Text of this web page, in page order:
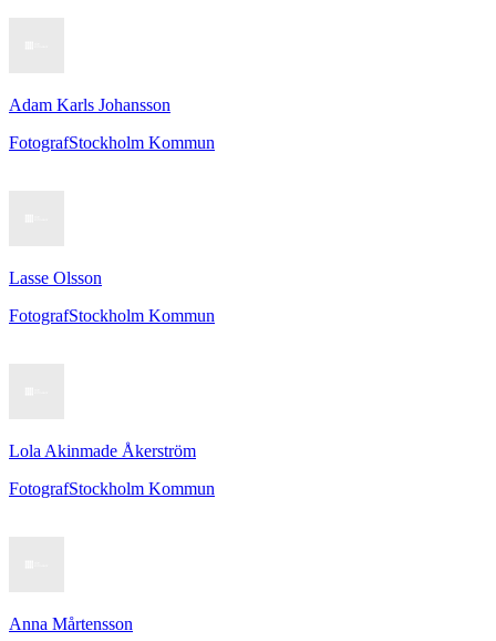
Adam Karls Johansson
FotografStockholm Kommun
Lasse Olsson
FotografStockholm Kommun
Lola Akinmade Åkerström
FotografStockholm Kommun
Anna Mårtensson